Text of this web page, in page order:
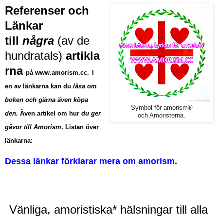
Symbol för amorism®
och Amoristerna.
Referenser och
Länkar
till några (av de
hundratals) artikla
rna på www.amorism.cc. I
en av länkarna kan du läsa om
boken och gärna även köpa
den. Även artikel om hur du ger
gåvor till Amorism. Listan över
länkarna:
Dessa länkar förklarar mera om amorism.
Vänliga, amoristiska* hälsningar till alla